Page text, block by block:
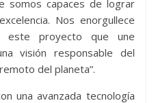
somos capaces de lograr
Nos enorgullece
este proyecto que une
visión responsable del
del planeta”.
una avanzada tecnología